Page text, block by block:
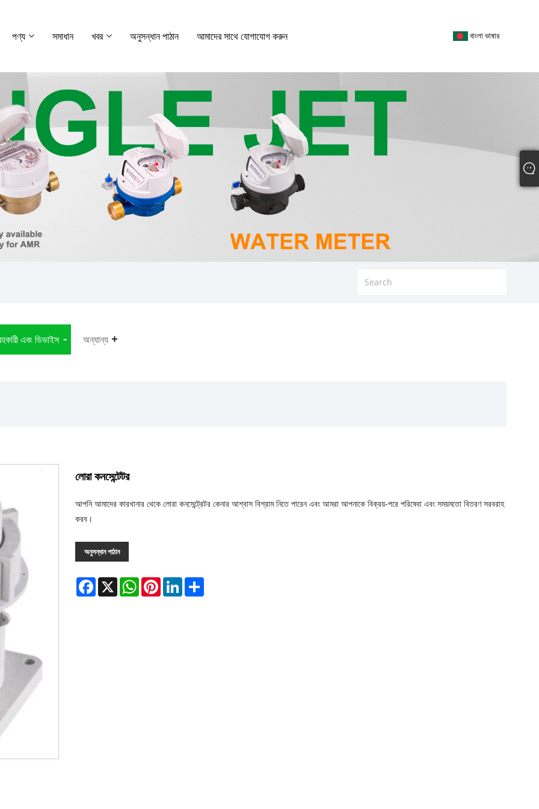
পণ্য সমাধান খবর অনুসন্ধান পাঠান আমাদের সাথে যোগাযোগ করুন বাংলা ভাষার
এবং ডিভাইস অন্যান্য
লোরা কনসেন্টেটর
আপনি আমাদের কারখানার থেকে লোরা কনসেন্ট্রেটর কেনার আশ্বাস বিশ্রাম নিতে পারেন এবং আমরা আপনাকে বিক্রয়-পরে পরিষেবা এবং সময়মতো বিতরণ সরবরাহ
করব।
অনুসন্ধান পাঠান
Facebook
X WhatsApp
PinterestLinkedIn